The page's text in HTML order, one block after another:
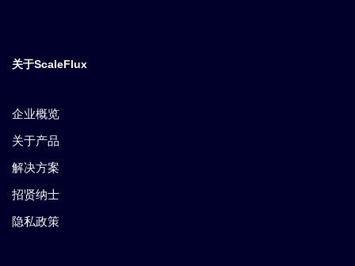
关于ScaleFlux
企业概览
关于产品
解决方案
招贤纳士
隐私政策